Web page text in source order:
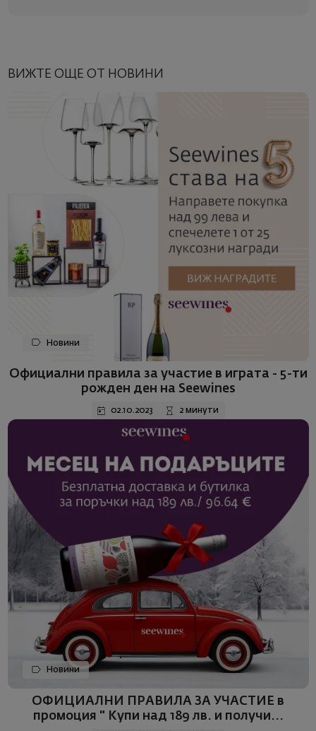
ВИЖТЕ ОЩЕ ОТ НОВИНИ
Новини
Официални правила за участие в играта - 5-ти
рожден ден на Seewines
02.10.2023 2 минути
Новини
ОФИЦИАЛНИ ПРАВИЛА ЗА УЧАСТИЕ в
промоция " Купи над 189 лв. и получи...